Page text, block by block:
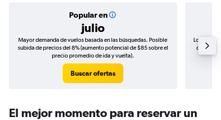
Popular en
julio
Mayor demanda de vuelos basada en las búsquedas. Posible
subida de precios del 8% (aumento potencial de $85 sobre el
precio promedio de ida y vuelta).
Buscar ofertas
Los
de
El mejor momento para reservar un